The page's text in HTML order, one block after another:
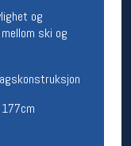
og
ski og